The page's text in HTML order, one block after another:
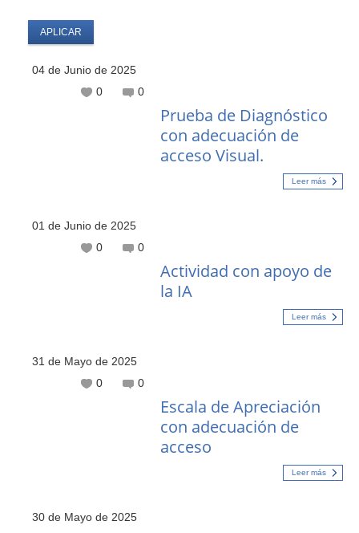
04 de Junio de 2025
0
0
Prueba de Diagnóstico
con adecuación de
acceso Visual.
Leer más
01 de Junio de 2025
0
0
Actividad con apoyo de
la IA
Leer más
31 de Mayo de 2025
0
0
Escala de Apreciación
con adecuación de
acceso
Leer más
30 de Mayo de 2025